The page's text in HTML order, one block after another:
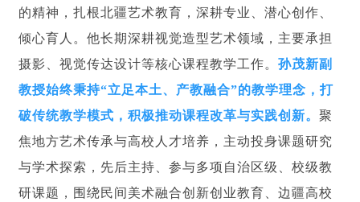
的精神，扎根北疆艺术教育，深耕专业、潜心创作、
倾心育人。他长期深耕视觉造型艺术领域，主要承担
摄影、视觉传达设计等核心课程教学工作。 孙茂新副
教授始终秉持“立足本土、产教融合”的教学理念，打
破传统教学模式，积极推动课程改革与实践创新。 聚
焦地方艺术传承与高校人才培养，主动投身课题研究
与学术探索，先后主持、参与多项自治区级、校级教
研课题，围绕民间美术融合创新创业教育、边疆高校